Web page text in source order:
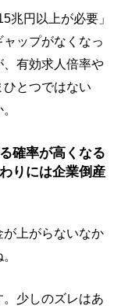
兆円以上が必要」
ップがなくなっ
有効求人倍率や
とつではない
確率が高くなる
りには企業倒産
上がらないなか
少しのズレはあ